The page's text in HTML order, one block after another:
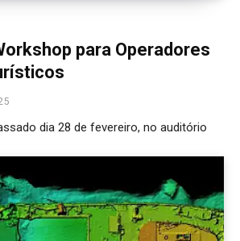
para Operadores
dia 28 de fevereiro, no auditório